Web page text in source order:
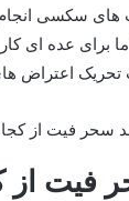
های سکسی انجام
برای عده ای
اعتراض
فیت